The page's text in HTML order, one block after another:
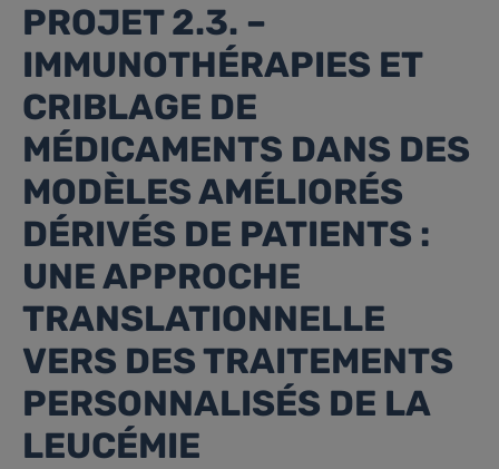
PROJET 2.3. –
IMMUNOTHÉRAPIES ET
CRIBLAGE DE
MÉDICAMENTS DANS DES
MODÈLES AMÉLIORÉS
DÉRIVÉS DE PATIENTS :
UNE APPROCHE
TRANSLATIONNELLE
VERS DES TRAITEMENTS
PERSONNALISÉS DE LA
LEUCÉMIE